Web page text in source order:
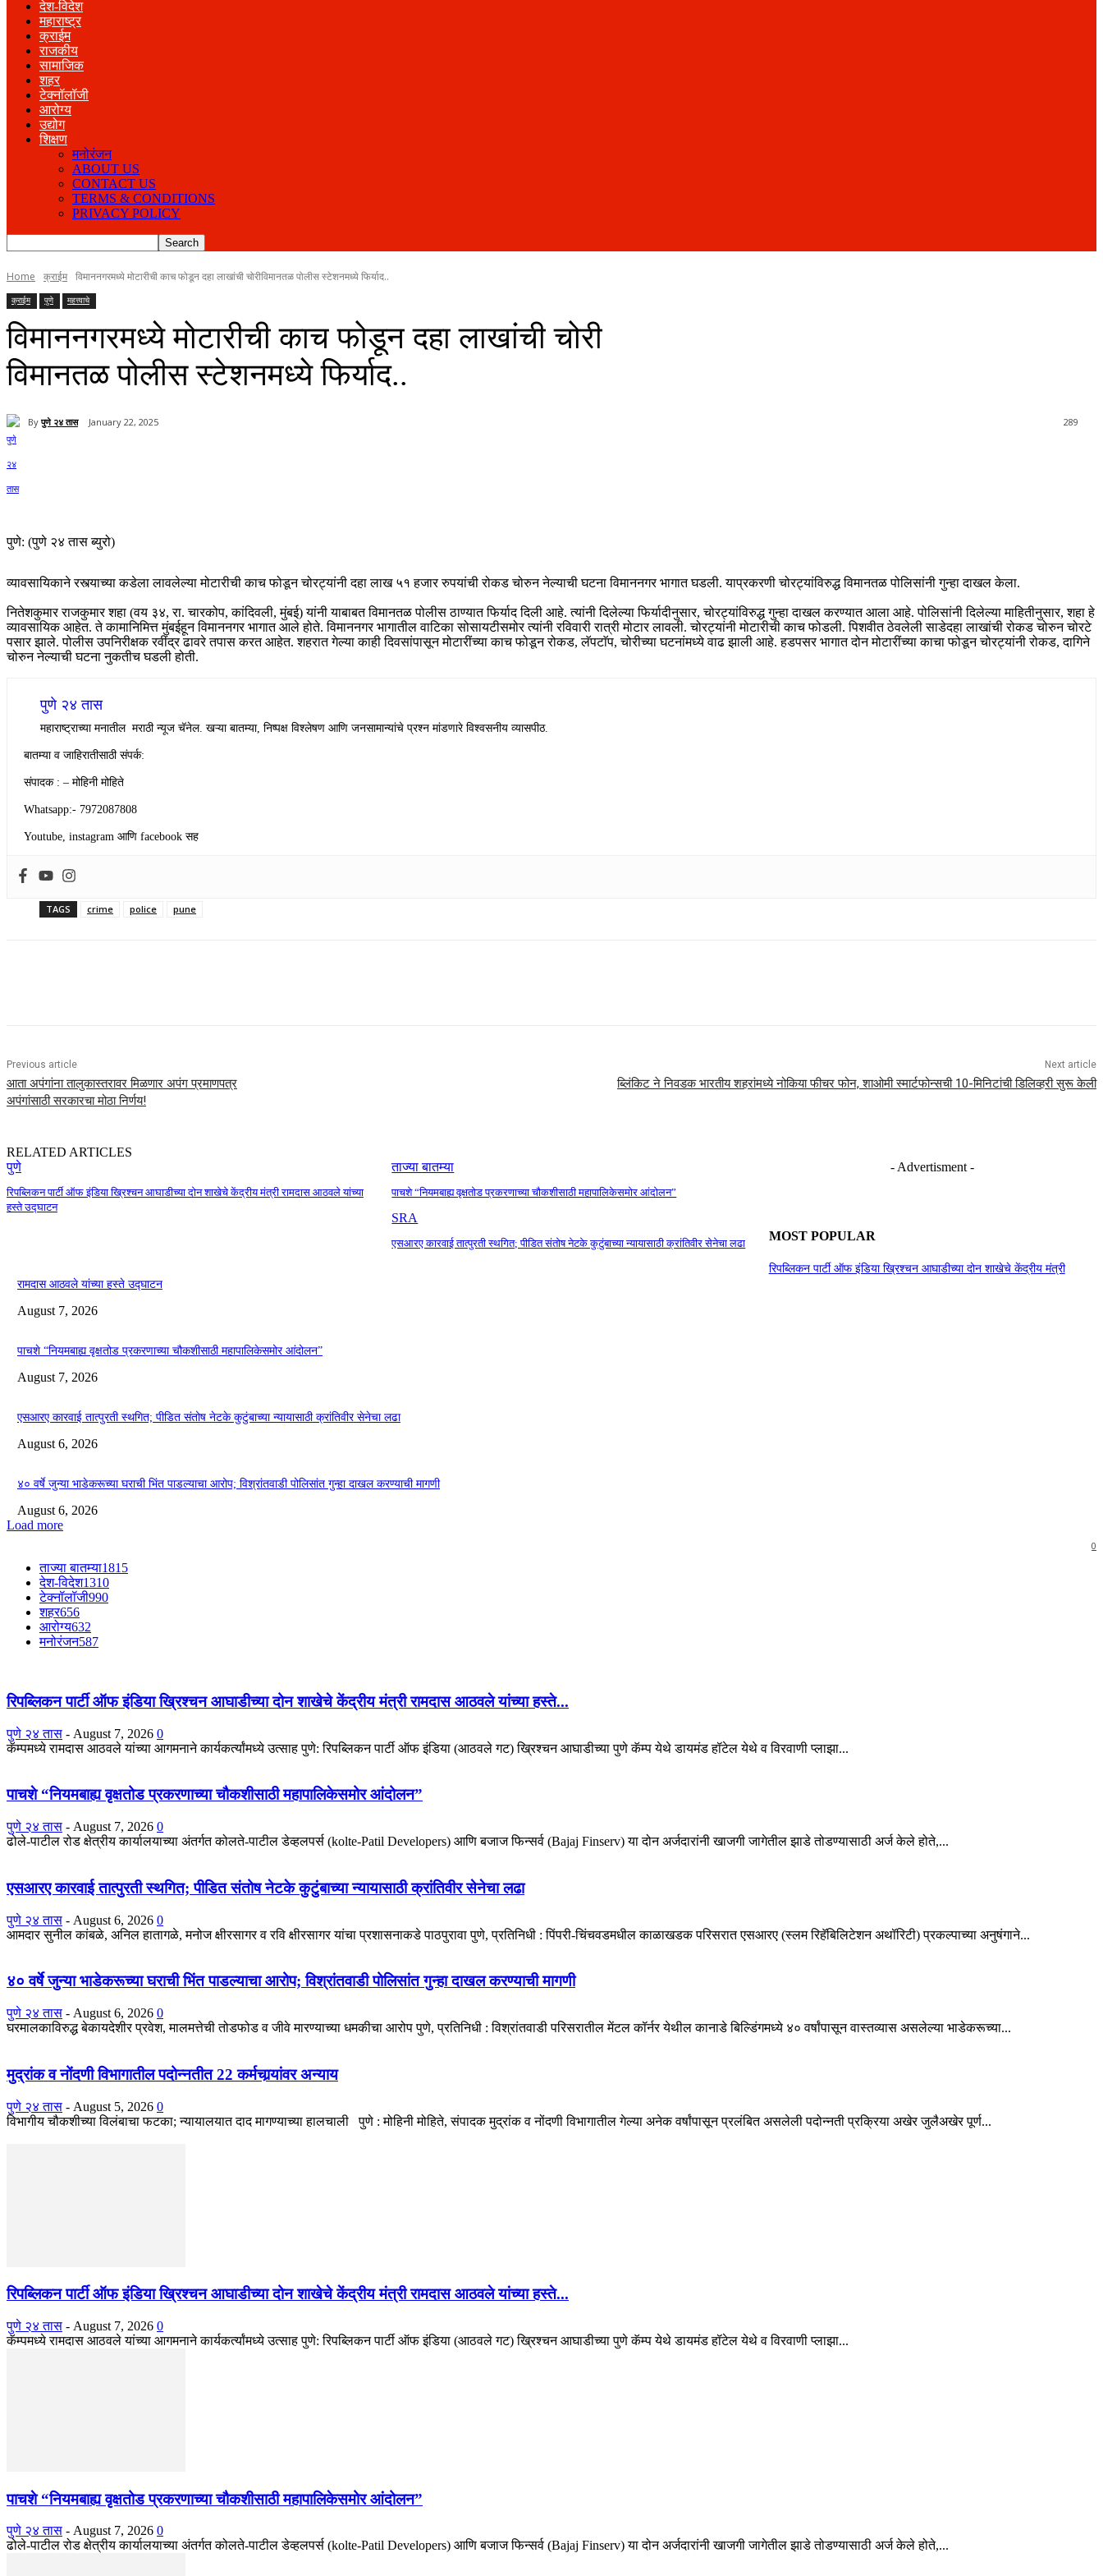
देश-विदेश
महाराष्ट्र
क्राईम
राजकीय
सामाजिक
शहर
टेक्नॉलॉजी
आरोग्य
उद्योग
शिक्षण
मनोरंजन
ABOUT US
CONTACT US
TERMS & CONDITIONS
PRIVACY POLICY
Home क्राईम विमाननगरमध्ये मोटारीची काच फोडून दहा लाखांची चोरीविमानतळ पोलीस स्टेशनमध्ये फिर्याद..
क्राईम पुणे महत्त्वाचे
विमाननगरमध्ये मोटारीची काच फोडून दहा लाखांची चोरी
विमानतळ पोलीस स्टेशनमध्ये फिर्याद..
By पुणे २४ तास January 22, 2025 289
पुणे: (पुणे २४ तास ब्युरो)
व्यावसायिकाने रस्त्याच्या कडेला लावलेल्या मोटारीची काच फोडून चोरट्यांनी दहा लाख ५१ हजार रुपयांची रोकड चोरुन नेल्याची घटना विमाननगर भागात घडली. याप्रकरणी चोरट्यांविरुद्ध विमानतळ पोलिसांनी गुन्हा दाखल केला.
नितेशकुमार राजकुमार शहा (वय ३४, रा. चारकोप, कांदिवली, मुंबई) यांनी याबाबत विमानतळ पोलीस ठाण्यात फिर्याद दिली आहे. त्यांनी दिलेल्या फिर्यादीनुसार, चोरट्यांविरुद्ध गुन्हा दाखल करण्यात आला आहे. पोलिसांनी दिलेल्या माहितीनुसार, शहा हे
व्यावसायिक आहेत. ते कामानिमित्त मुंबईहून विमाननगर भागात आले होते. विमाननगर भागातील वाटिका सोसायटीसमोर त्यांनी रविवारी रात्री मोटार लावली. चोरट्यांनी मोटारीची काच फोडली. पिशवीत ठेवलेली साडेदहा लाखांची रोकड चोरुन चोरटे
पसार झाले. पोलीस उपनिरीक्षक रवींद्र ढावरे तपास करत आहेत. शहरात गेल्या काही दिवसांपासून मोटारींच्या काच फोडून रोकड, लॅपटाॅप, चोरीच्या घटनांमध्ये वाढ झाली आहे. हडपसर भागात दोन मोटारींच्या काचा फोडून चोरट्यांनी रोकड, दागिने
चोरुन नेल्याची घटना नुकतीच घडली होती.
पुणे २४ तास
महाराष्ट्राच्या मनातील मराठी न्यूज चॅनेल. खऱ्या बातम्या, निष्पक्ष विश्लेषण आणि जनसामान्यांचे प्रश्न मांडणारे विश्वसनीय व्यासपीठ.
बातम्या व जाहिरातीसाठी संपर्क:
संपादक : – मोहिनी मोहिते
Whatsapp:- 7972087808
Youtube, instagram आणि facebook सह
TAGS crime police pune
Previous article
आता अपंगांना तालुकास्तरावर मिळणार अपंग प्रमाणपत्र
अपंगांसाठी सरकारचा मोठा निर्णय!
Next article
ब्लिंकिट ने निवडक भारतीय शहरांमध्ये नोकिया फीचर फोन, शाओमी स्मार्टफोन्सची 10-मिनिटांची डिलिव्हरी सुरू केली
RELATED ARTICLES
पुणे
रिपब्लिकन पार्टी ऑफ इंडिया ख्रिश्चन आघाडीच्या दोन शाखेचे केंद्रीय मंत्री रामदास आठवले यांच्या
हस्ते उद्घाटन
ताज्या बातम्या
पाचशे “नियमबाह्य वृक्षतोड प्रकरणाच्या चौकशीसाठी महापालिकेसमोर आंदोलन”
SRA
एसआरए कारवाई तात्पुरती स्थगित; पीडित संतोष नेटके कुटुंबाच्या न्यायासाठी क्रांतिवीर सेनेचा लढा
- Advertisment -
MOST POPULAR
रिपब्लिकन पार्टी ऑफ इंडिया ख्रिश्चन आघाडीच्या दोन शाखेचे केंद्रीय मंत्री
रामदास आठवले यांच्या हस्ते उद्घाटन
August 7, 2026
पाचशे “नियमबाह्य वृक्षतोड प्रकरणाच्या चौकशीसाठी महापालिकेसमोर आंदोलन”
August 7, 2026
एसआरए कारवाई तात्पुरती स्थगित; पीडित संतोष नेटके कुटुंबाच्या न्यायासाठी क्रांतिवीर सेनेचा लढा
August 6, 2026
४० वर्षे जुन्या भाडेकरूच्या घराची भिंत पाडल्याचा आरोप; विश्रांतवाडी पोलिसांत गुन्हा दाखल करण्याची मागणी
August 6, 2026
Load more
0
ताज्या बातम्या1815
देश-विदेश1310
टेक्नॉलॉजी990
शहर656
आरोग्य632
मनोरंजन587
रिपब्लिकन पार्टी ऑफ इंडिया ख्रिश्चन आघाडीच्या दोन शाखेचे केंद्रीय मंत्री रामदास आठवले यांच्या हस्ते...
पुणे २४ तास - August 7, 2026 0
कॅम्पमध्ये रामदास आठवले यांच्या आगमनाने कार्यकर्त्यांमध्ये उत्साह पुणे: रिपब्लिकन पार्टी ऑफ इंडिया (आठवले गट) ख्रिश्चन आघाडीच्या पुणे कॅम्प येथे डायमंड हॉटेल येथे व विरवाणी प्लाझा...
पाचशे “नियमबाह्य वृक्षतोड प्रकरणाच्या चौकशीसाठी महापालिकेसमोर आंदोलन”
पुणे २४ तास - August 7, 2026 0
ढोले-पाटील रोड क्षेत्रीय कार्यालयाच्या अंतर्गत कोलते-पाटील डेव्हलपर्स (kolte-Patil Developers) आणि बजाज फिन्सर्व (Bajaj Finserv) या दोन अर्जदारांनी खाजगी जागेतील झाडे तोडण्यासाठी अर्ज केले होते,...
एसआरए कारवाई तात्पुरती स्थगित; पीडित संतोष नेटके कुटुंबाच्या न्यायासाठी क्रांतिवीर सेनेचा लढा
पुणे २४ तास - August 6, 2026 0
आमदार सुनील कांबळे, अनिल हातागळे, मनोज क्षीरसागर व रवि क्षीरसागर यांचा प्रशासनाकडे पाठपुरावा पुणे, प्रतिनिधी : पिंपरी-चिंचवडमधील काळाखडक परिसरात एसआरए (स्लम रिहॅबिलिटेशन अथॉरिटी) प्रकल्पाच्या अनुषंगाने...
४० वर्षे जुन्या भाडेकरूच्या घराची भिंत पाडल्याचा आरोप; विश्रांतवाडी पोलिसांत गुन्हा दाखल करण्याची मागणी
पुणे २४ तास - August 6, 2026 0
घरमालकाविरुद्ध बेकायदेशीर प्रवेश, मालमत्तेची तोडफोड व जीवे मारण्याच्या धमकीचा आरोप पुणे, प्रतिनिधी : विश्रांतवाडी परिसरातील मेंटल कॉर्नर येथील कानाडे बिल्डिंगमध्ये ४० वर्षांपासून वास्तव्यास असलेल्या भाडेकरूच्या...
मुद्रांक व नोंदणी विभागातील पदोन्नतीत 22 कर्मचार्‍यांवर अन्याय
पुणे २४ तास - August 5, 2026 0
विभागीय चौकशीच्या विलंबाचा फटका; न्यायालयात दाद मागण्याच्या हालचाली पुणे : मोहिनी मोहिते, संपादक मुद्रांक व नोंदणी विभागातील गेल्या अनेक वर्षांपासून प्रलंबित असलेली पदोन्नती प्रक्रिया अखेर जुलैअखेर पूर्ण...
रिपब्लिकन पार्टी ऑफ इंडिया ख्रिश्चन आघाडीच्या दोन शाखेचे केंद्रीय मंत्री रामदास आठवले यांच्या हस्ते...
पुणे २४ तास - August 7, 2026 0
कॅम्पमध्ये रामदास आठवले यांच्या आगमनाने कार्यकर्त्यांमध्ये उत्साह पुणे: रिपब्लिकन पार्टी ऑफ इंडिया (आठवले गट) ख्रिश्चन आघाडीच्या पुणे कॅम्प येथे डायमंड हॉटेल येथे व विरवाणी प्लाझा...
पाचशे “नियमबाह्य वृक्षतोड प्रकरणाच्या चौकशीसाठी महापालिकेसमोर आंदोलन”
पुणे २४ तास - August 7, 2026 0
ढोले-पाटील रोड क्षेत्रीय कार्यालयाच्या अंतर्गत कोलते-पाटील डेव्हलपर्स (kolte-Patil Developers) आणि बजाज फिन्सर्व (Bajaj Finserv) या दोन अर्जदारांनी खाजगी जागेतील झाडे तोडण्यासाठी अर्ज केले होते,...